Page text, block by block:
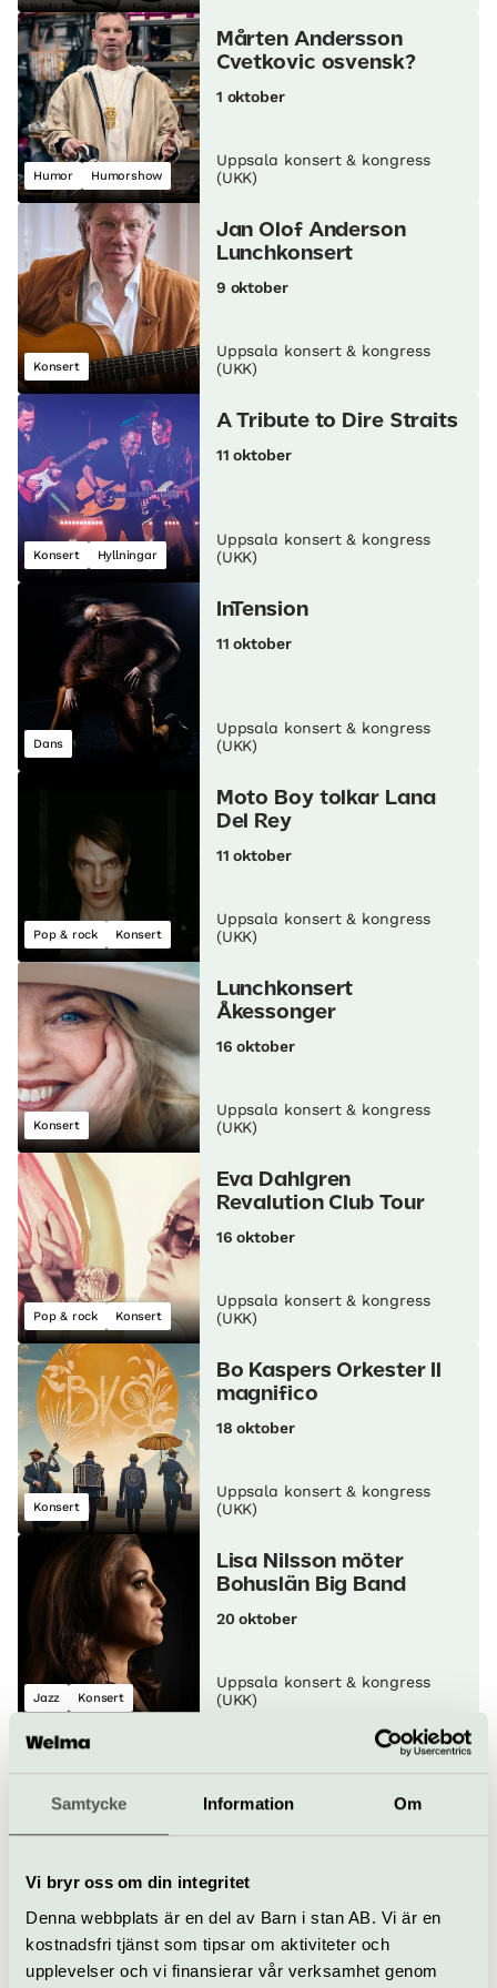
Samtycke Information Om
Vi bryr oss om din integritet
Denna webbplats är en del av Barn i stan AB. Vi är en
kostnadsfri tjänst som tipsar om aktiviteter och
upplevelser och vi finansierar vår verksamhet genom
Humor Humorshow
Mårten Andersson
Cvetkovic osvensk?
1 oktober
Uppsala konsert & kongress
(UKK)
Konsert
Jan Olof Anderson
Lunch­konsert
9 oktober
Uppsala konsert & kongress
(UKK)
Konsert Hyllningar
A Tribute to Dire Straits
11 oktober
Uppsala konsert & kongress
(UKK)
Dans
InTension
11 oktober
Uppsala konsert & kongress
(UKK)
Pop & rock Konsert
Moto Boy tolkar Lana
Del Rey
11 oktober
Uppsala konsert & kongress
(UKK)
Konsert
Lunch­konsert
Åkessonger
16 oktober
Uppsala konsert & kongress
(UKK)
Pop & rock Konsert
Eva Dahlgren
Revalution Club Tour
16 oktober
Uppsala konsert & kongress
(UKK)
Konsert
Bo Kaspers Orkester Il
magnifico
18 oktober
Uppsala konsert & kongress
(UKK)
Jazz Konsert
Lisa Nilsson möter
Bohuslän Big Band
20 oktober
Uppsala konsert & kongress
(UKK)
Stand up
Fredrik Andersson –
Too Soon
22 oktober
Uppsala konsert & kongress
(UKK)
Bruch och Brahms
22 oktober